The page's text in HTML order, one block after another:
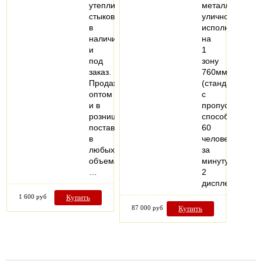
утеплитель
стыков
в
наличии
и
под
заказ.
Продажа
оптом
и в
розницу,
поставки
в
любых
объемах.
1 600 руб Купить
уличного
исполнения
на
1
зону
760мм
(стандарт)
с
пропускной
способностью
60
человек
за
минуту
2
дисплея…
87 000 руб Купить